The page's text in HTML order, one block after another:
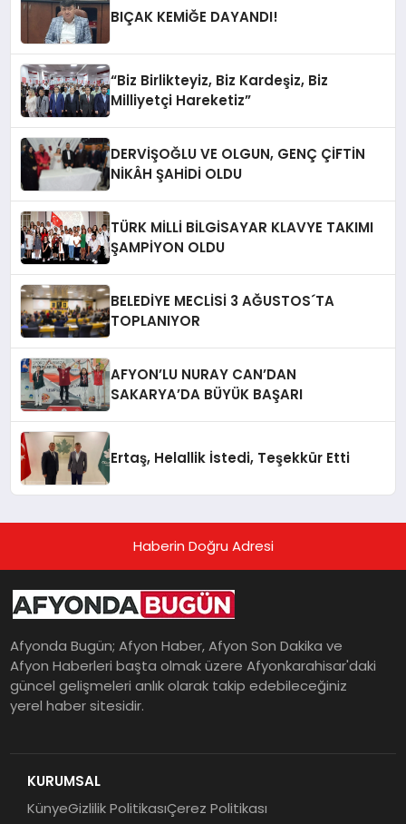
BIÇAK KEMİĞE DAYANDI!
“Biz Birlikteyiz, Biz Kardeşiz, Biz
Milliyetçi Hareketiz”
DERVİŞOĞLU VE OLGUN, GENÇ ÇİFTİN
NİKÂH ŞAHİDİ OLDU
TÜRK MİLLİ BİLGİSAYAR KLAVYE TAKIMI
ŞAMPİYON OLDU
BELEDİYE MECLİSİ 3 AĞUSTOS´TA
TOPLANIYOR
AFYON’LU NURAY CAN’DAN
SAKARYA’DA BÜYÜK BAŞARI
Ertaş, Helallik İstedi, Teşekkür Etti
Haberin Doğru Adresi
Afyonda Bugün; Afyon Haber, Afyon Son Dakika ve
Afyon Haberleri başta olmak üzere Afyonkarahisar'daki
güncel gelişmeleri anlık olarak takip edebileceğiniz
yerel haber sitesidir.
KURUMSAL
KünyeGizlilik PolitikasıÇerez Politikası